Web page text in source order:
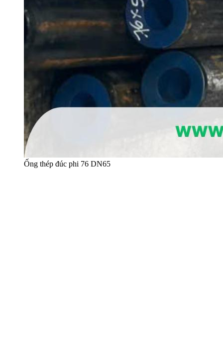
Ống thép đúc phi 76 DN65